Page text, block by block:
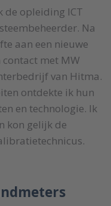
de opleiding ICT
Na
aan een nieuwe
met MW
van Hitma.
ontdekte ik hun
en technologie. Ik
kon gelijk de